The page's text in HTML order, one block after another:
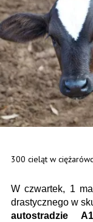
300 cieląt w
W czwartek, 1
drastycznego w
autostradzie